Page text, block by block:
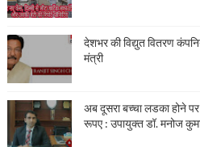
देशभर की विद्युत वितरण
मंत्री
अब दूसरा बच्चा लडका होने पर
रूपए : उपायुक्त डॉ. मनोज